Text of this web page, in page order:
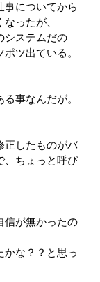
事についてから
ったが、
システムだの
ツ出ている。
事なんだが。
正したものがバ
、ちょっと呼び
信が無かったの
かな？？と思っ